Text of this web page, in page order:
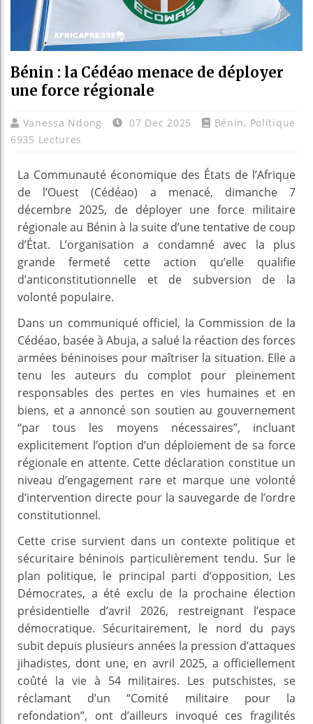
Bénin : la Cédéao menace de déployer
une force régionale
Vanessa Ndong 07 Dec 2025 Bénin, Politique
6935 Lectures
La Communauté économique des États de l’Afrique
de l’Ouest (Cédéao) a menacé, dimanche 7
décembre 2025, de déployer une force militaire
régionale au Bénin à la suite d’une tentative de coup
d’État. L’organisation a condamné avec la plus
grande fermeté cette action qu’elle qualifie
d’anticonstitutionnelle et de subversion de la
volonté populaire.
Dans un communiqué officiel, la Commission de la
Cédéao, basée à Abuja, a salué la réaction des forces
armées béninoises pour maîtriser la situation. Elle a
tenu les auteurs du complot pour pleinement
responsables des pertes en vies humaines et en
biens, et a annoncé son soutien au gouvernement
“par tous les moyens nécessaires”, incluant
explicitement l’option d’un déploiement de sa force
régionale en attente. Cette déclaration constitue un
niveau d’engagement rare et marque une volonté
d’intervention directe pour la sauvegarde de l’ordre
constitutionnel.
Cette crise survient dans un contexte politique et
sécuritaire béninois particulièrement tendu. Sur le
plan politique, le principal parti d’opposition, Les
Démocrates, a été exclu de la prochaine élection
présidentielle d’avril 2026, restreignant l’espace
démocratique. Sécuritairement, le nord du pays
subit depuis plusieurs années la pression d’attaques
jihadistes, dont une, en avril 2025, a officiellement
coûté la vie à 54 militaires. Les putschistes, se
réclamant d’un “Comité militaire pour la
refondation”, ont d’ailleurs invoqué ces fragilités